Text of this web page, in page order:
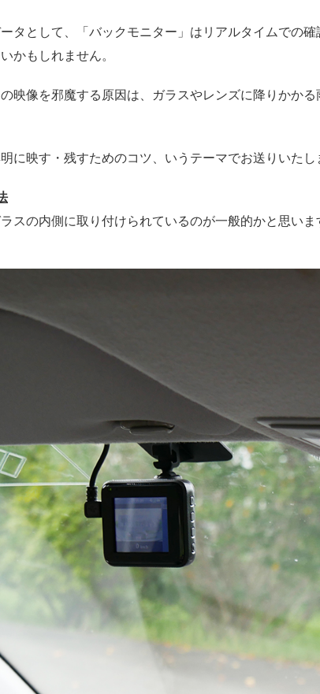
タとして、「バックモニター」はリアルタイムでの
かもしれません。
映像を邪魔する原因は、ガラスやレンズに降りかか
に映す・残すためのコツ、いうテーマでお送りいたし
スの内側に取り付けられているのが一般的かと思いま